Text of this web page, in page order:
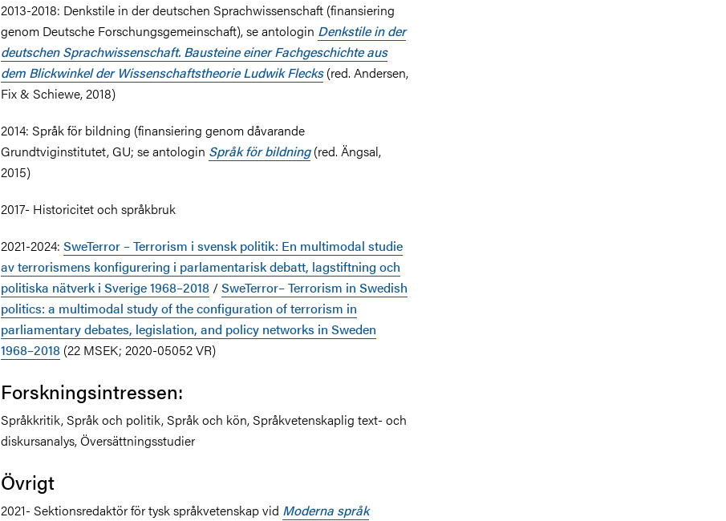
2013-2018: Denkstile in der deutschen Sprachwissenschaft (finansiering
genom Deutsche Forschungsgemeinschaft), se antologin Denkstile in der
deutschen Sprachwissenschaft. Bausteine einer Fachgeschichte aus
dem Blickwinkel der Wissenschaftstheorie Ludwik Flecks (red. Andersen,
Fix & Schiewe, 2018)
2014: Språk för bildning (finansiering genom dåvarande
Grundtviginstitutet, GU; se antologin Språk för bildning(red. Ängsal,
2015)
2017- Historicitet och språkbruk
2021-2024: SweTerror – Terrorism i svensk politik: En multimodal studie
av terrorismens konfigurering i parlamentarisk debatt, lagstiftning och
politiska nätverk i Sverige 1968–2018 / SweTerror– Terrorism in Swedish
politics: a multimodal study of the configuration of terrorism in
parliamentary debates, legislation, and policy networks in Sweden
1968–2018 (22 MSEK; 2020-05052 VR)
Forskningsintressen:
Språkkritik, Språk och politik, Språk och kön, Språkvetenskaplig text- och
diskursanalys, Översättningsstudier
Övrigt
2021- Sektionsredaktör för tysk språkvetenskap vid Moderna språk